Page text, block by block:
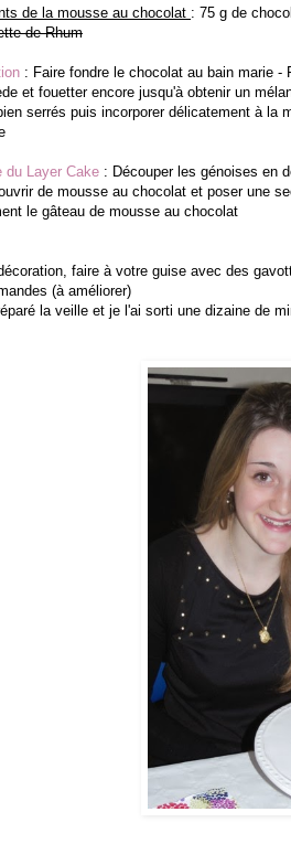
de la mousse au chocolat : 75 g de
de Rhum
: Faire fondre le chocolat au bain marie
et fouetter encore jusqu'à obtenir un
serrés puis incorporer délicatement à la
du Layer Cake : Découper les génoises en
de mousse au chocolat et poser une
le gâteau de mousse au chocolat
faire à votre guise avec des
(à améliorer)
la veille et je l'ai sorti une dizaine de